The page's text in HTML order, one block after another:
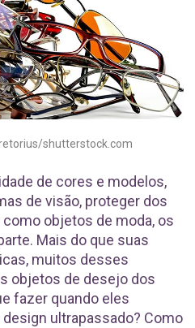
shutterstock.com
de cores e modelos,
de visão, proteger dos
objetos de moda, os
Mais do que suas
muitos desses
objetos de desejo dos
fazer quando eles
ultrapassado? Como